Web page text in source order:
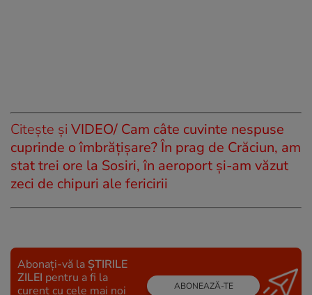
Citește și VIDEO/ Cam câte cuvinte nespuse
cuprinde o îmbrățișare? În prag de Crăciun, am
stat trei ore la Sosiri, în aeroport și-am văzut
zeci de chipuri ale fericirii
Abonați-vă la ȘTIRILE
ZILEI pentru a fi la
curent cu cele mai noi
ABONEAZĂ-TE